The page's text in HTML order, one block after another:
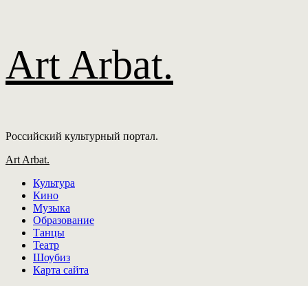
содержимому
Art Arbat.
Российский культурный портал.
Основное
Art Arbat.
Культура
Кино
Музыка
Образование
Танцы
Театр
Шоубиз
Карта сайта